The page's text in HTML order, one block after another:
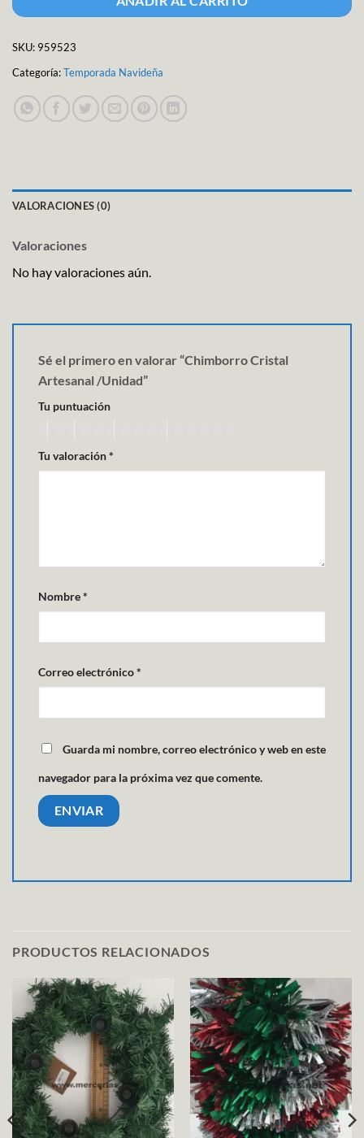
SKU: 959523
Categoría:Temporada Navideña
VALORACIONES (0)
Valoraciones
No hay valoraciones aún.
Sé el primero en valorar “Chimborro Cristal
Artesanal /Unidad”
Tu puntuación
Tu valoración*
Nombre*
Correo electrónico*
Guarda mi nombre, correo electrónico y web en este
navegador para la próxima vez que comente.
PRODUCTOS RELACIONADOS